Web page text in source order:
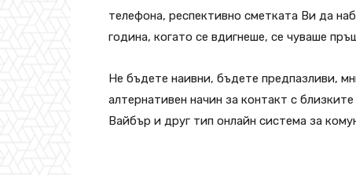
телефона, респективно сметката Ви да
година, когато се вдигнеше, се чуваше
Не бъдете наивни, бъдете предпазливи,
алтернативен начин за контакт с
Вайбър и друг тип онлайн система за